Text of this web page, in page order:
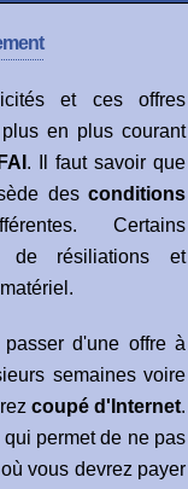
et ces offres
en plus courant
. Il faut savoir que
des conditions
Certains
de résiliations et
d'une offre à
semaines voire
coupé d'Internet.
permet de ne pas
vous devrez payer